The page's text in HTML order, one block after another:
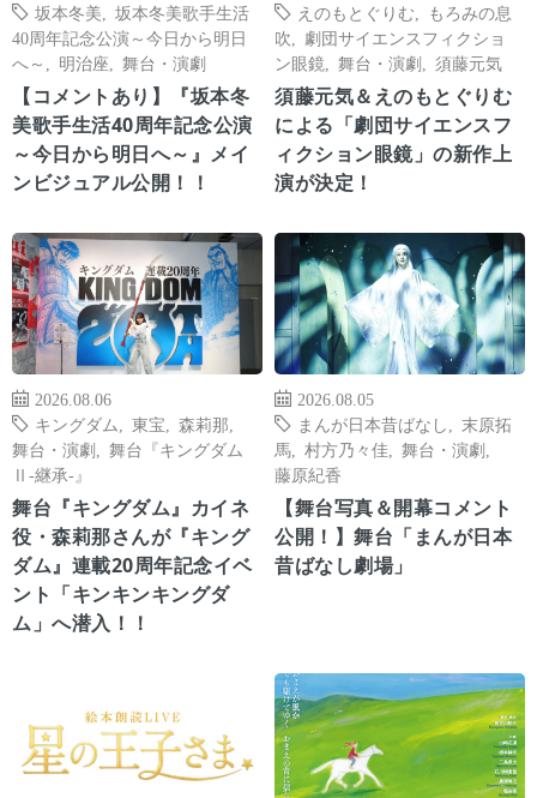
坂本冬美
坂本冬美歌手生活
40周年記念公演～今日から明日
へ～
明治座 舞台・演劇
【コメントあり】『坂本冬
美歌手生活40周年記念公演
～今日から明日へ～』メイ
ンビジュアル公開！！
えのもとぐりむ
もろみの息
吹
劇団サイエンスフィクショ
ン眼鏡
舞台・演劇 須藤元気
須藤元気＆えのもとぐりむ
による「劇団サイエンスフ
ィクション眼鏡」の新作上
演が決定！
2026.08.06
キングダム
東宝 森莉那
舞台・演劇
舞台『キングダム
Ⅱ-継承-』
舞台『キングダム』カイネ
役・森莉那さんが『キング
ダム』連載20周年記念イベ
ント「キンキンキングダ
ム」へ潜入！！
2026.08.05
まんが日本昔ばなし
末原拓
馬
村方乃々佳 舞台・演劇
藤原紀香
【舞台写真＆開幕コメント
公開！】舞台「まんが日本
昔ばなし劇場」